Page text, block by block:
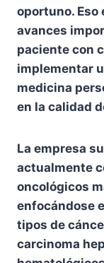
oportuno. Eso
avances
paciente con
implementar
medicina
en la calidad
La empresa
actualmente
oncológicos
enfocándose
tipos de
carcinoma